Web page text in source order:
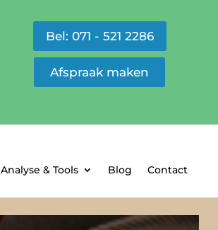
Bel: 071 - 521 2286
Afspraak maken
Analyse & Tools Blog Contact